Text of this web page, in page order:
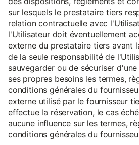
sur lesquels le prestataire tiers
relation contractuelle avec
l'Utilisateur doit éventuellement
externe du prestataire tiers avant
de la seule responsabilité de
sauvegarder ou de sécuriser
ses propres besoins les termes,
conditions générales du
externe utilisé par le fournisseur
effectue la réservation, le cas
aucune influence sur les termes,
conditions générales du